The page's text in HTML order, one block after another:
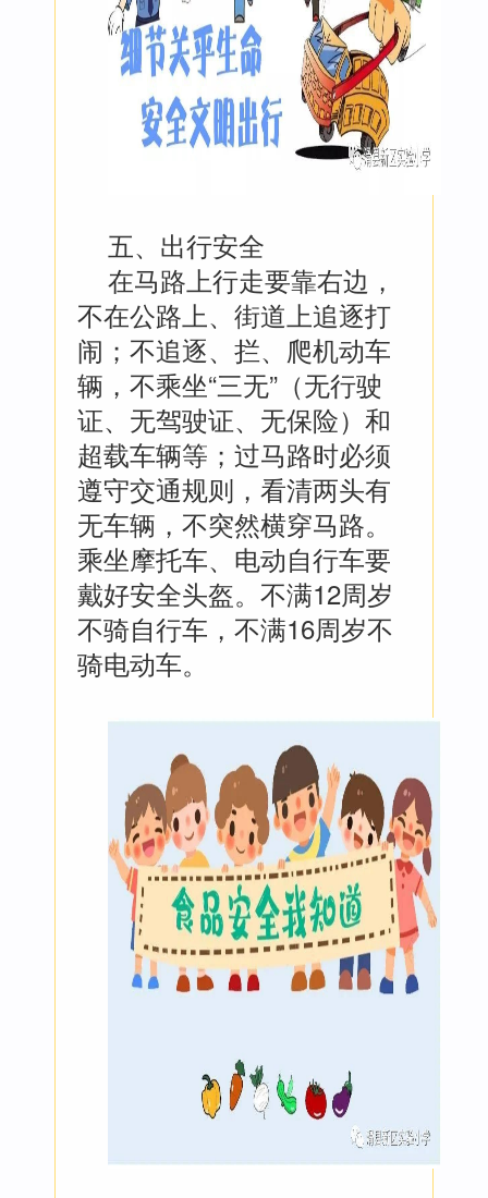
五、出行安全
在马路上行走要靠右边，
不在公路上、街道上追逐打
闹；不追逐、拦、爬机动车
辆，不乘坐“三无”（无行驶
证、无驾驶证、无保险）和
超载车辆等；过马路时必须
遵守交通规则，看清两头有
无车辆，不突然横穿马路。
乘坐摩托车、电动自行车要
戴好安全头盔。不满12周岁
不骑自行车，不满16周岁不
骑电动车。